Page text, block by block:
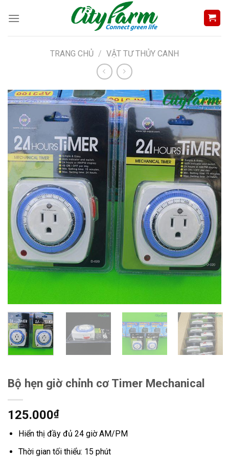
TRANG CHỦ / VẬT TƯ THỦY CANH
Bộ hẹn giờ chỉnh cơ Timer Mechanical
125.000₫
Hiển thị đầy đủ 24 giờ AM/PM
Thời gian tối thiểu: 15 phút